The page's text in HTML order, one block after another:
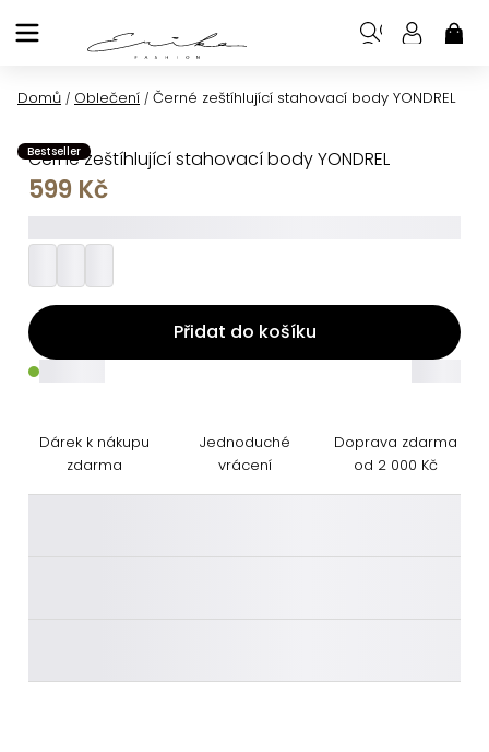
na
Domů / Oblečení / Černé zeštíhlující stahovací body YONDREL
Černé zeštíhlující stahovací body YONDREL
Bestseller
599 Kč
Přidat do košíku
Dárek k nákupu
zdarma
Jednoduché
vrácení
Doprava zdarma
od 2 000 Kč